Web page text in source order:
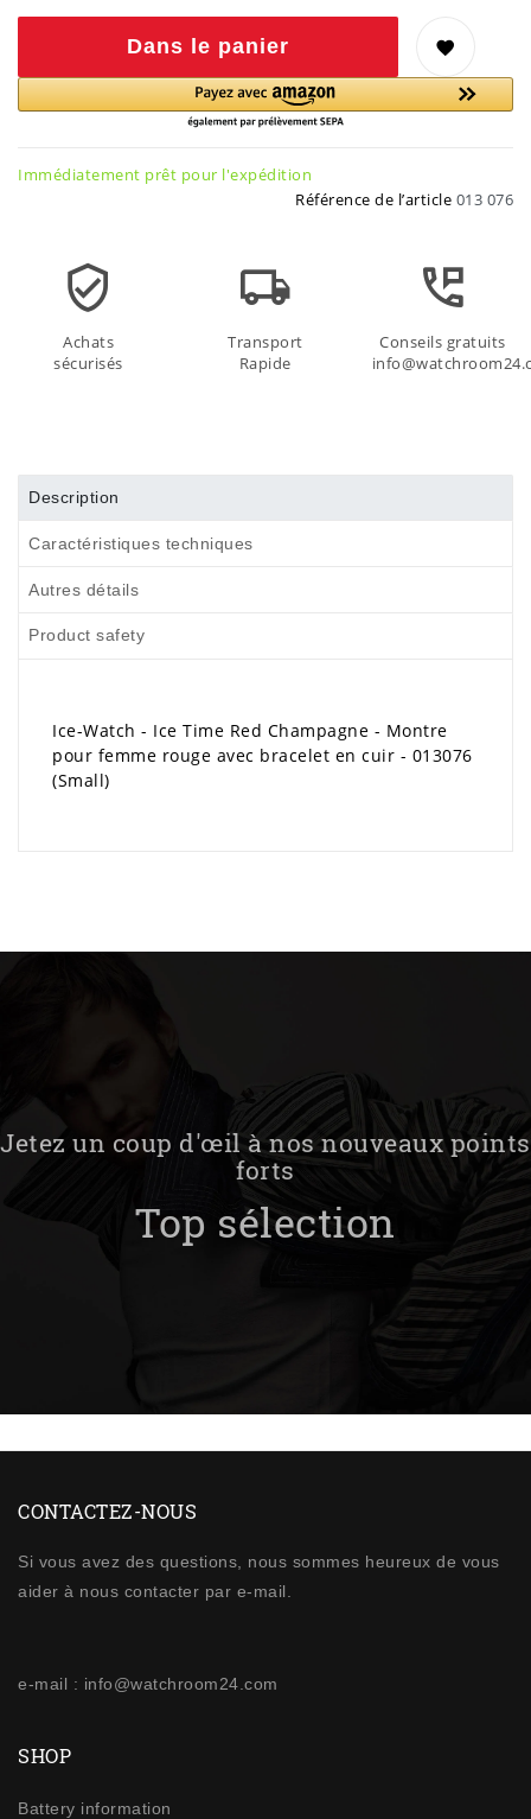
Dans le panier
Immédiatement prêt pour l'expédition
Référence de l’article 013 076
Achats
sécurisés
Transport
Rapide
Conseils gratuits
Description
Caractéristiques techniques
Autres détails
Product safety
Ice-Watch - Ice Time Red Champagne - Montre
pour femme rouge avec bracelet en cuir - 013076
(Small)
Jetez un coup d'œil à nos nouveaux points
forts
Top sélection
CONTACTEZ-NOUS
Si vous avez des questions, nous sommes heureux de vous
aider à nous contacter par e-mail.
e-mail : info@watchroom24.com
SHOP
Battery information